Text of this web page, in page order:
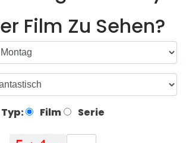
Film Zu Sehen?
Typ: Film Serie